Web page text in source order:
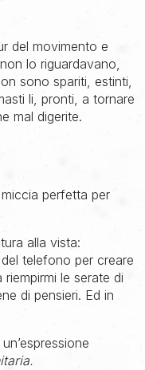
del movimento e
lo riguardavano,
sono spariti, estinti,
li, pronti, a tornare
mal digerite.
perfetta per
alla vista:
telefono per creare
le serate di
di pensieri. Ed in